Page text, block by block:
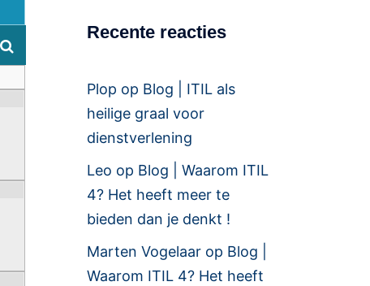
Recente reacties
Plop op Blog | ITIL als
heilige graal voor
dienstverlening
Leo op Blog | Waarom ITIL
4? Het heeft meer te
bieden dan je denkt !
Marten Vogelaarop Blog |
Waarom ITIL 4? Het heeft